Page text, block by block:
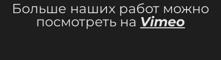
Больше наших работ можно
посмотреть на Vimeo